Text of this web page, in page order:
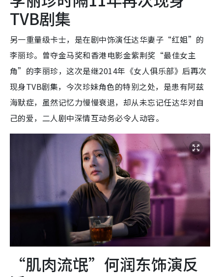
TVB剧集
另一重量级卡士，是在剧中饰演任达华妻子“红姐”的
李丽珍。曾夺金马奖和香港电影金紫荆奖“最佳女主
角”的李丽珍，这次是继2014年《女人俱乐部》后再次
现身TVB剧集，今次珍妹角色的特别之处，是患有阿兹
海默症，虽然记忆力慢慢衰退，却从未忘记任达华对自
己的爱，二人剧中深情互动务必令人动容。
“肌肉流氓”何润东饰演反